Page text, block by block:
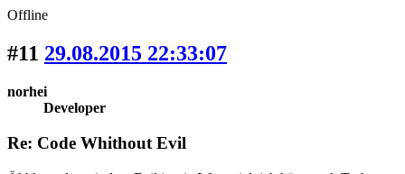
Offline
#11 29.08.2015 22:33:07
norhei
Developer
Re: Code Whithout Evil